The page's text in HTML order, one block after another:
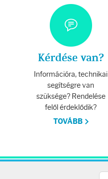
Kérdése van?
Információra, technikai
segítségre van
szüksége? Rendelése
felől érdeklődik?
TOVÁBB